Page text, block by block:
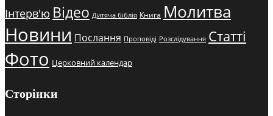
Інтерв'ю Відео Дитяча біблія Книга Молитва
Новини Послання Проповіді Розслідування Статті
Фото Церковний календар
Сторінки